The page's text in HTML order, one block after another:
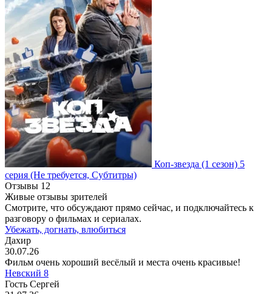
Коп-звезда (1 сезон) 5
серия (Не требуется, Субтитры)
Отзывы 12
Живые отзывы зрителей
Смотрите, что обсуждают прямо сейчас, и подключайтесь к
разговору о фильмах и сериалах.
Убежать, догнать, влюбиться
Дахир
30.07.26
Фильм очень хороший весёлый и места очень красивые!
Невский 8
Гость Сергей